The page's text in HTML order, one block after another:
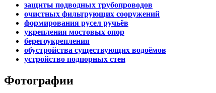
защиты подводных трубопроводов
очистных фильтрующих сооружений
формирования русел ручьёв
укрепления мостовых опор
берегоукрепления
обустройства существующих водоёмов
устройство подпорных стен
Фотографии